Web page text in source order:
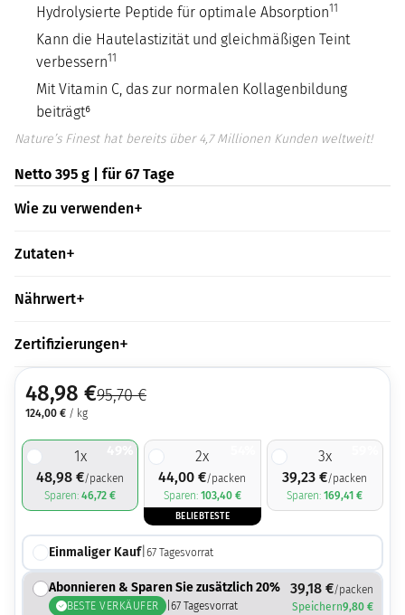
Hydrolysierte Peptide für optimale Absorption11
Kann die Hautelastizität und gleichmäßigen Teint
verbessern11
Mit Vitamin C, das zur normalen Kollagenbildung
beiträgt⁶
Nature’s Finest hat bereits über 4,7 Millionen Kunden weltweit!
Netto 395 g | für 67 Tage
Wie zu verwenden
Zutaten
Nährwert
Zertifizierungen
48,98 €95,70€
124,00 € / kg
1x
48,98€/packen
Sparen:46,72€
2x
44,00€/packen
Sparen: 103,40 €
BELIEBTESTE
3x
39,23€/packen
Sparen:169,41€
Einmaliger Kauf| 67Tagesvorrat
Abonnieren & Sparen Sie zusätzlich 20%
BESTE VERKÄUFER | 67Tagesvorrat
39,18 €/packen
Speichern9,80 €